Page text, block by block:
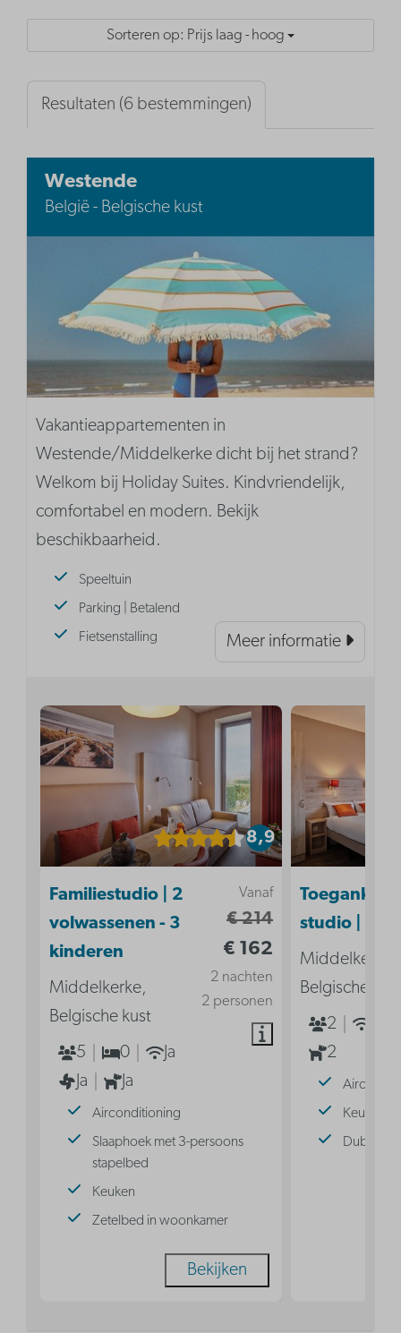
Sorteren op: Prijs laag - hoog
Resultaten (6 bestemmingen)
Westende
België - Belgische kust
Vakantieappartementen in
Westende/Middelkerke dicht bij het strand?
Welkom bij Holiday Suites. Kindvriendelijk,
comfortabel en modern. Bekijk
beschikbaarheid.
Speeltuin
Parking | Betalend
Fietsenstalling
Meer informatie
8,9
Vanaf
€ 214
€ 162
2 nachten
2 personen
Familiestudio | 2
volwassenen - 3
kinderen
Middelkerke,
Belgische kust
5
0
Ja
Ja
Ja
Airconditioning
Slaaphoek met 3-persoons
stapelbed
Keuken
Zetelbed in woonkamer
Bekijken
studio | 2p
Middelkerke,
Belgische
2
2
Keuken
Dubbel